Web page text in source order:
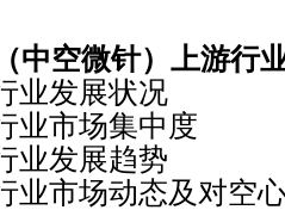
中空微针） 上游行
发展状况
市场集中度
发展趋势
市场动态及对空